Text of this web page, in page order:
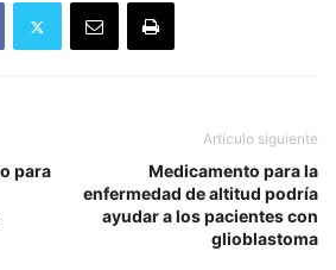
para
Artículo siguiente
Medicamento para la
enfermedad de altitud podría
ayudar a los pacientes con
glioblastoma